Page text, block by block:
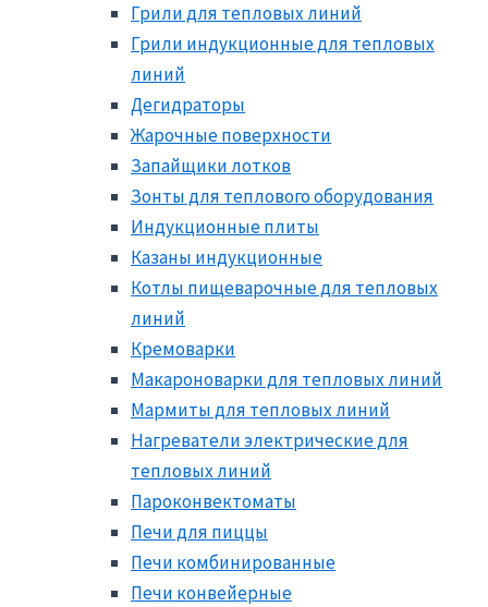
Грили для тепловых линий
Грили индукционные для тепловых
линий
Дегидраторы
Жарочные поверхности
Запайщики лотков
Зонты для теплового оборудования
Индукционные плиты
Казаны индукционные
Котлы пищеварочные для тепловых
линий
Кремоварки
Макароноварки для тепловых линий
Мармиты для тепловых линий
Нагреватели электрические для
тепловых линий
Пароконвектоматы
Печи для пиццы
Печи комбинированные
Печи конвейерные